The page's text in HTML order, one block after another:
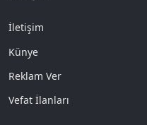
İletişim
Künye
Reklam Ver
Vefat İlanları